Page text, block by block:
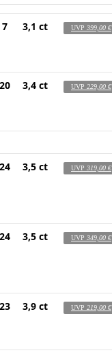
7 3,1 ct UVP 399,00 €
20 3,4 ct UVP 229,00 €
24 3,5 ct UVP 319,00 €
24 3,5 ct UVP 349,00 €
23 3,9 ct UVP 219,00 €